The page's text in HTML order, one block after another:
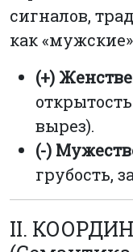
сигналов,
как
(+)
вырез).
(-)
грубость,
II.